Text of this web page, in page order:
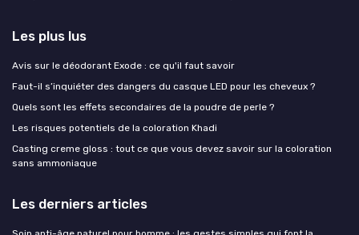
Les plus lus
Avis sur le déodorant Exode : ce qu'il faut savoir
Faut-il s’inquiéter des dangers du casque LED pour les cheveux ?
Quels sont les effets secondaires de la poudre de perle ?
Les risques potentiels de la coloration Khadi
Casting creme gloss : tout ce que vous devez savoir sur la coloration
sans ammoniaque
Les derniers articles